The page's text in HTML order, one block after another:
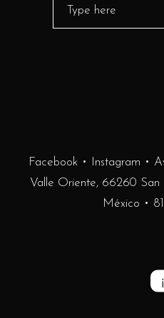
Facebook • Instagram •
Valle Oriente, 66260 San
México •